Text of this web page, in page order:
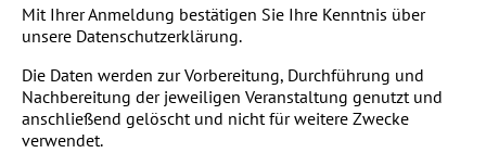
Mit Ihrer Anmeldung bestätigen Sie Ihre Kenntnis über
unsere Datenschutzerklärung.
Die Daten werden zur Vorbereitung, Durchführung und
Nachbereitung der jeweiligen Veranstaltung genutzt und
anschließend gelöscht und nicht für weitere Zwecke
verwendet.